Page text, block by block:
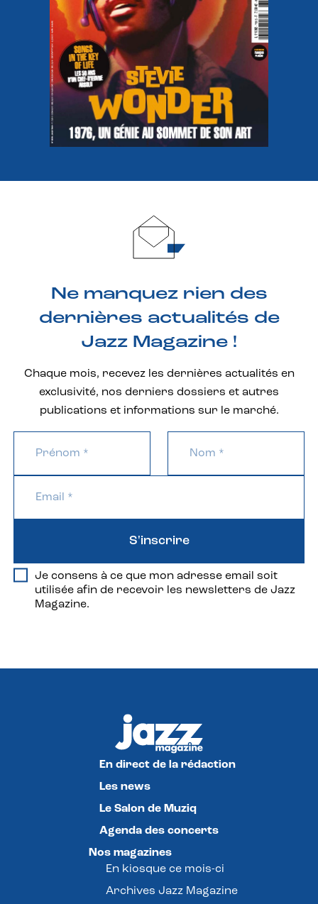
Ne manquez rien des
dernières actualités de
Jazz Magazine !
Chaque mois, recevez les dernières actualités en
exclusivité, nos derniers dossiers et autres
publications et informations sur le marché.
Je consens à ce que mon adresse email soit
utilisée afin de recevoir les newsletters de Jazz
Magazine.
S'inscrire
En direct de la rédaction
Les news
Le Salon de Muziq
Agenda des concerts
Nos magazines
En kiosque ce mois-ci
Archives Jazz Magazine